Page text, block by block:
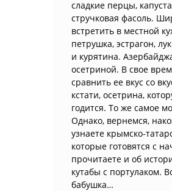
сладкие перцы,
стручковая фасоль.
встретить в местной
петрушка, эстрагон,
и курятина.
осетриной. В свое
сравнить ее вкус со
кстати, осетрина,
годится. То же самое
Однако, вернемся,
узнаете крымско-
которые готовятся с
прочитаете и об
кутабы с портулаком.
бабушка…